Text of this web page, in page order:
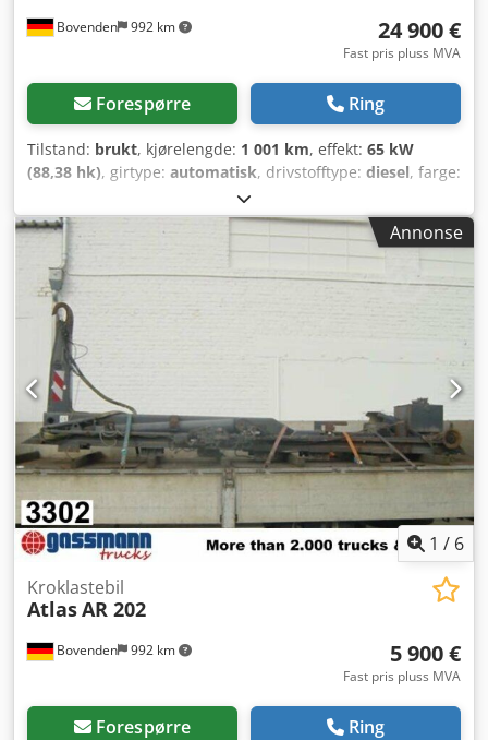
Bovenden 992 km 24 900 €
Fast pris pluss MVA
Forespørre Ring
Tilstand: brukt, kjørelengde: 1 001 km, effekt: 65 kW
(88,38 hk), girtype: automatisk, drivstofftype: diesel, farge:
, egenvekt:
akselkonfigurasjon:4x4, antall seter:1, første registrering:
01/2006
2006 , driftstimer:7 975 h, forhjul
dekkdimensjon:
, bakdekkstørrelse:405/70-24 ,
førerhus:
, akselavstand:2 270 mm, Utstyr:ekstra
frontlykter, firehjulsdrift, standardskuffe
Annonse
1 / 6
Bovenden 992 km
Kroklastebil
AtlasAR 202
5 900 €
Fast pris pluss MVA
Forespørre Ring